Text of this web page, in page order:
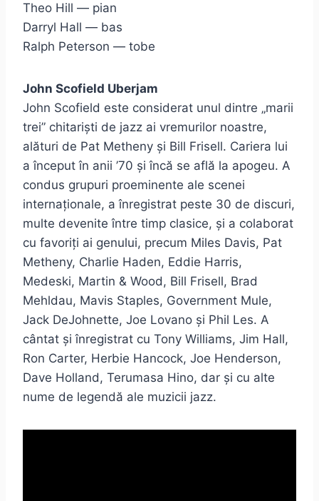
Theo Hill — pian
Darryl Hall — bas
Ralph Peterson — tobe
John Scofield Uberjam
John Scofield este considerat unul dintre „marii
trei” chitariști de jazz ai vremurilor noastre,
alături de Pat Metheny și Bill Frisell. Cariera lui
a început în anii ’70 și încă se află la apogeu. A
condus grupuri proeminente ale scenei
internaționale, a înregistrat peste 30 de discuri,
multe devenite între timp clasice, și a colaborat
cu favoriți ai genului, precum Miles Davis, Pat
Metheny, Charlie Haden, Eddie Harris,
Medeski, Martin & Wood, Bill Frisell, Brad
Mehldau, Mavis Staples, Government Mule,
Jack DeJohnette, Joe Lovano și Phil Les. A
cântat și înregistrat cu Tony Williams, Jim Hall,
Ron Carter, Herbie Hancock, Joe Henderson,
Dave Holland, Terumasa Hino, dar și cu alte
nume de legendă ale muzicii jazz.